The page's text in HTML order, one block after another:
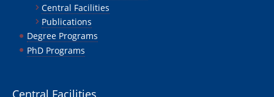
Central Facilities
Publications
Degree Programs
PhD Programs
Central Facilities